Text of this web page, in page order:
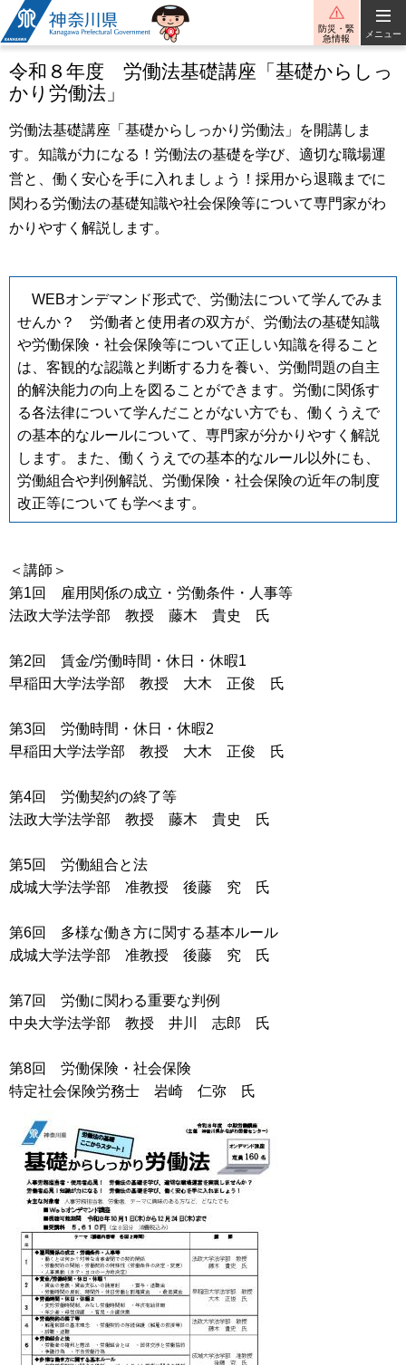
神奈川県
防災・緊
急情報
メニュー
令和８年度 労働法基礎講座「基礎からしっ
かり労働法」
労働法基礎講座「基礎からしっかり労働法」を開講しま
す。知識が力になる！労働法の基礎を学び、適切な職場運
営と、働く安心を手に入れましょう！採用から退職までに
関わる労働法の基礎知識や社会保険等について専門家がわ
かりやすく解説します。
WEBオンデマンド形式で、労働法について学んでみま
せんか？ 労働者と使用者の双方が、労働法の基礎知識
や労働保険・社会保険等について正しい知識を得ること
は、客観的な認識と判断する力を養い、労働問題の自主
的解決能力の向上を図ることができます。労働に関係す
る各法律について学んだことがない方でも、働くうえで
の基本的なルールについて、専門家が分かりやすく解説
します。また、働くうえでの基本的なルール以外にも、
労働組合や判例解説、労働保険・社会保険の近年の制度
改正等についても学べます。
＜講師＞
第1回 雇用関係の成立・労働条件・人事等
法政大学法学部 教授 藤木 貴史 氏
第2回 賃金/労働時間・休日・休暇1
早稲田大学法学部 教授 大木 正俊 氏
第3回 労働時間・休日・休暇2
早稲田大学法学部 教授 大木 正俊 氏
第4回 労働契約の終了等
法政大学法学部 教授 藤木 貴史 氏
第5回 労働組合と法
成城大学法学部 准教授 後藤 究 氏
第6回 多様な働き方に関する基本ルール
成城大学法学部 准教授 後藤 究 氏
第7回 労働に関わる重要な判例
中央大学法学部 教授 井川 志郎 氏
第8回 労働保険・社会保険
特定社会保険労務士 岩崎 仁弥 氏